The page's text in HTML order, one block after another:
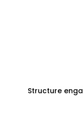
Structure